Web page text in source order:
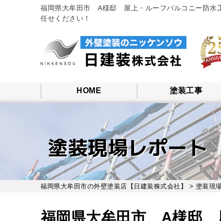
福岡県大牟田市 A様邸 屋上・ルーフバルコニー防水
任せください！
HOME 塗装工事
塗装現場レポート
福岡県大牟田市の外壁塗装店【日建装株式会社】 > 塗装現
福岡県大牟田市 A様邸